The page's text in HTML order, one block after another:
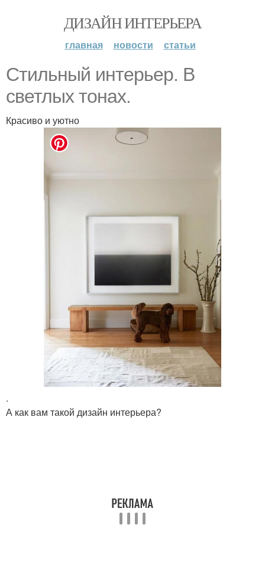
ДИЗАЙН ИНТЕРЬЕРА
главная новости статьи
Стильный интерьер. В
светлых тонах.
Красиво и уютно
.
А как вам такой дизайн интерьера?